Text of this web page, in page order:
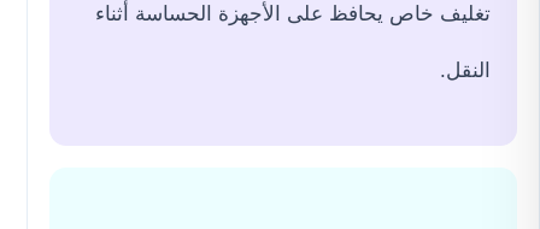
تغليف خاص يحافظ على الأجهزة الحساسة أثناء
النقل.